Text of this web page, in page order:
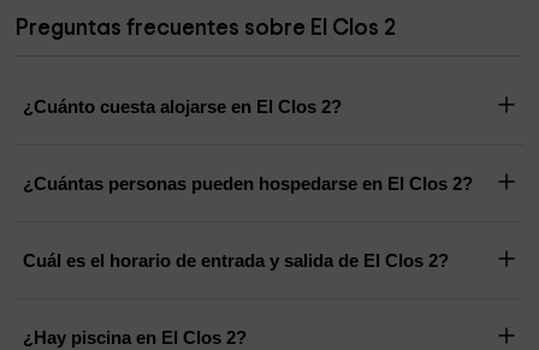
Preguntas frecuentes sobre El Clos 2
¿Cuánto cuesta alojarse en El Clos 2?
¿Cuántas personas pueden hospedarse en El Clos 2?
Cuál es el horario de entrada y salida de El Clos 2?
¿Hay piscina en El Clos 2?